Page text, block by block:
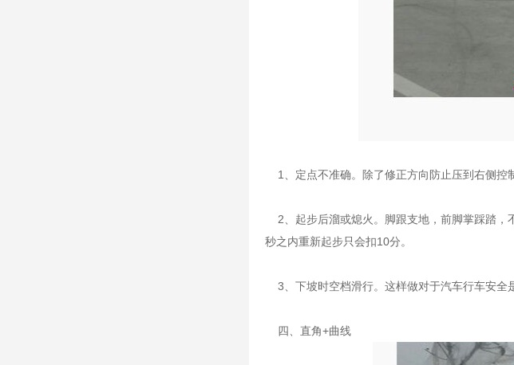
1、定点不准确。除了修正方向防止压到右侧控
2、起步后溜或熄火。脚跟支地，前脚掌踩踏，
秒之内重新起步只会扣10分。
3、下坡时空档滑行。这样做对于汽车行车安全
四、直角+曲线